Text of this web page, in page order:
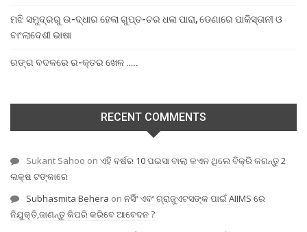
ମଝି ସମୁଦ୍ରରୁ ଉ-ଦ୍ଧାର ହେଲା ଗୁପ୍ତ-ଚର ଧଳା ପାରା, ଡେଣାରେ ପାକିସ୍ତାନୀ ଓ
ବାଂଲାଦେଶୀ ଭାଷା
ରଙ୍ଗ ବଦଳରେ ର-କ୍ତର ଖେଳ …..
RECENT COMMENTS
Sukant Sahoo on ଏହି ବର୍ଷର 10 ପଇସା ବାଲା କଏନ ଥିଲେ ବିକ୍ରି କରନ୍ତୁ 2
ଲକ୍ଷ ଟଙ୍କାରେ
Subhasmita Behera on ନର୍ସିଂ ଏବଂ ଗ୍ରାଜୁଏଟସଙ୍କ ପାଇଁ AIIMS ରେ
ନିଯୁକ୍ତି,ଜାଣନ୍ତୁ କିପରି କରିବେ ଆବେଦନ ?